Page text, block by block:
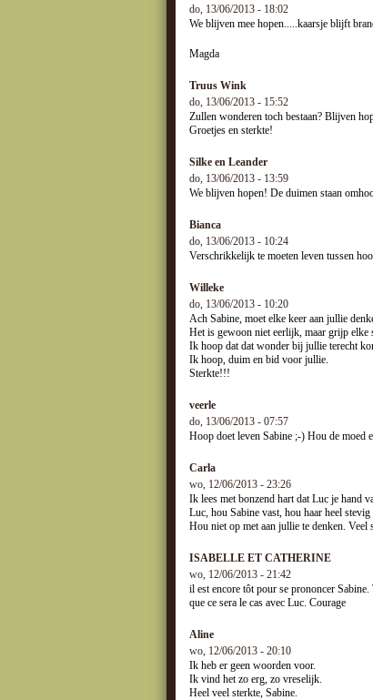
do, 13/06/2013 - 18:02
We blijven mee hopen.....kaarsje blijft
Magda
Truus Wink
do, 13/06/2013 - 15:52
Zullen wonderen toch bestaan? Blijven
Groetjes en sterkte!
Silke en Leander
do, 13/06/2013 - 13:59
We blijven hopen! De duimen staan
Bianca
do, 13/06/2013 - 10:24
Verschrikkelijk te moeten leven tussen
Willeke
do, 13/06/2013 - 10:20
Ach Sabine, moet elke keer aan jullie
Het is gewoon niet eerlijk, maar grijp elke
Ik hoop dat dat wonder bij jullie terecht
Ik hoop, duim en bid voor jullie.
Sterkte!!!
veerle
do, 13/06/2013 - 07:57
Hoop doet leven Sabine ;-) Hou de moed
Carla
wo, 12/06/2013 - 23:26
Ik lees met bonzend hart dat Luc je hand
Luc, hou Sabine vast, hou haar heel stevig
Hou niet op met aan jullie te denken. Veel
ISABELLE ET CATHERINE
wo, 12/06/2013 - 21:42
il est encore tôt pour se prononcer
que ce sera le cas avec Luc. Courage
Aline
wo, 12/06/2013 - 20:10
Ik heb er geen woorden voor.
Ik vind het zo erg, zo vreselijk.
Heel veel sterkte, Sabine.